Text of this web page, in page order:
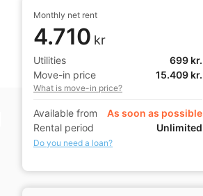
Monthly net rent
4.710 kr
Utilities
699 kr.
Move-in price
15.409 kr.
What is move-in price?
Available from
As soon as possible
Rental period
Unlimited
Do you need a loan?